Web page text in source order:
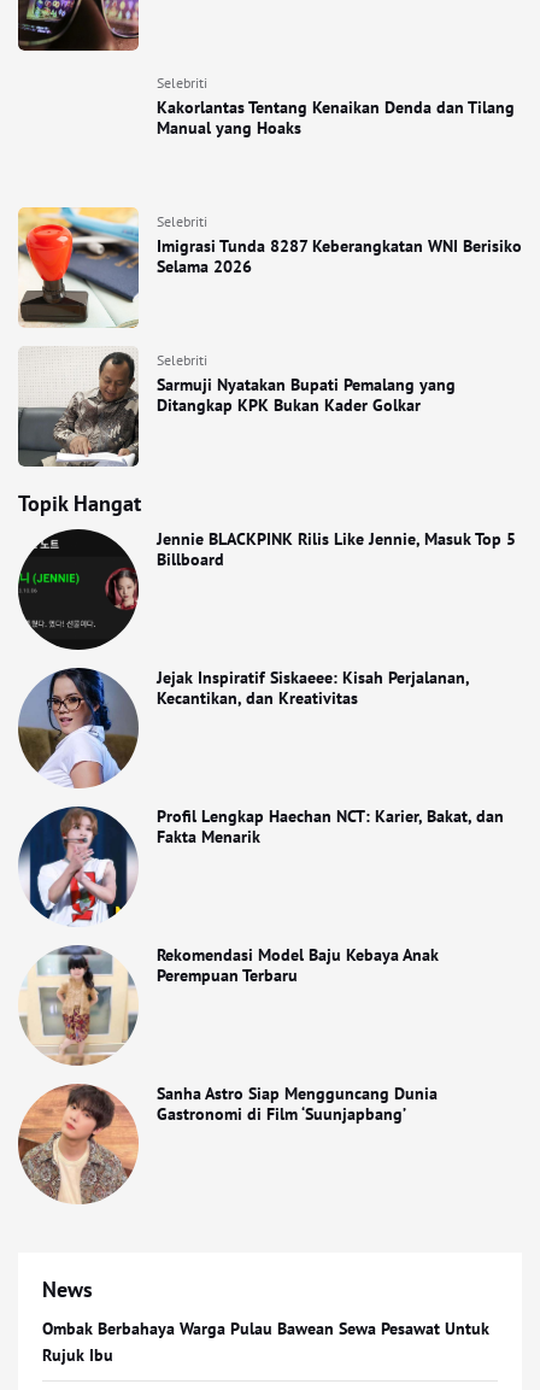
Selebriti
Kakorlantas Tentang Kenaikan Denda dan Tilang
Manual yang Hoaks
Selebriti
Imigrasi Tunda 8287 Keberangkatan WNI Berisiko
Selama 2026
Selebriti
Sarmuji Nyatakan Bupati Pemalang yang
Ditangkap KPK Bukan Kader Golkar
Topik Hangat
Jennie BLACKPINK Rilis Like Jennie, Masuk Top 5
Billboard
Jejak Inspiratif Siskaeee: Kisah Perjalanan,
Kecantikan, dan Kreativitas
Profil Lengkap Haechan NCT: Karier, Bakat, dan
Fakta Menarik
Rekomendasi Model Baju Kebaya Anak
Perempuan Terbaru
Sanha Astro Siap Mengguncang Dunia
Gastronomi di Film ‘Suunjapbang’
News
Ombak Berbahaya Warga Pulau Bawean Sewa Pesawat Untuk
Rujuk Ibu